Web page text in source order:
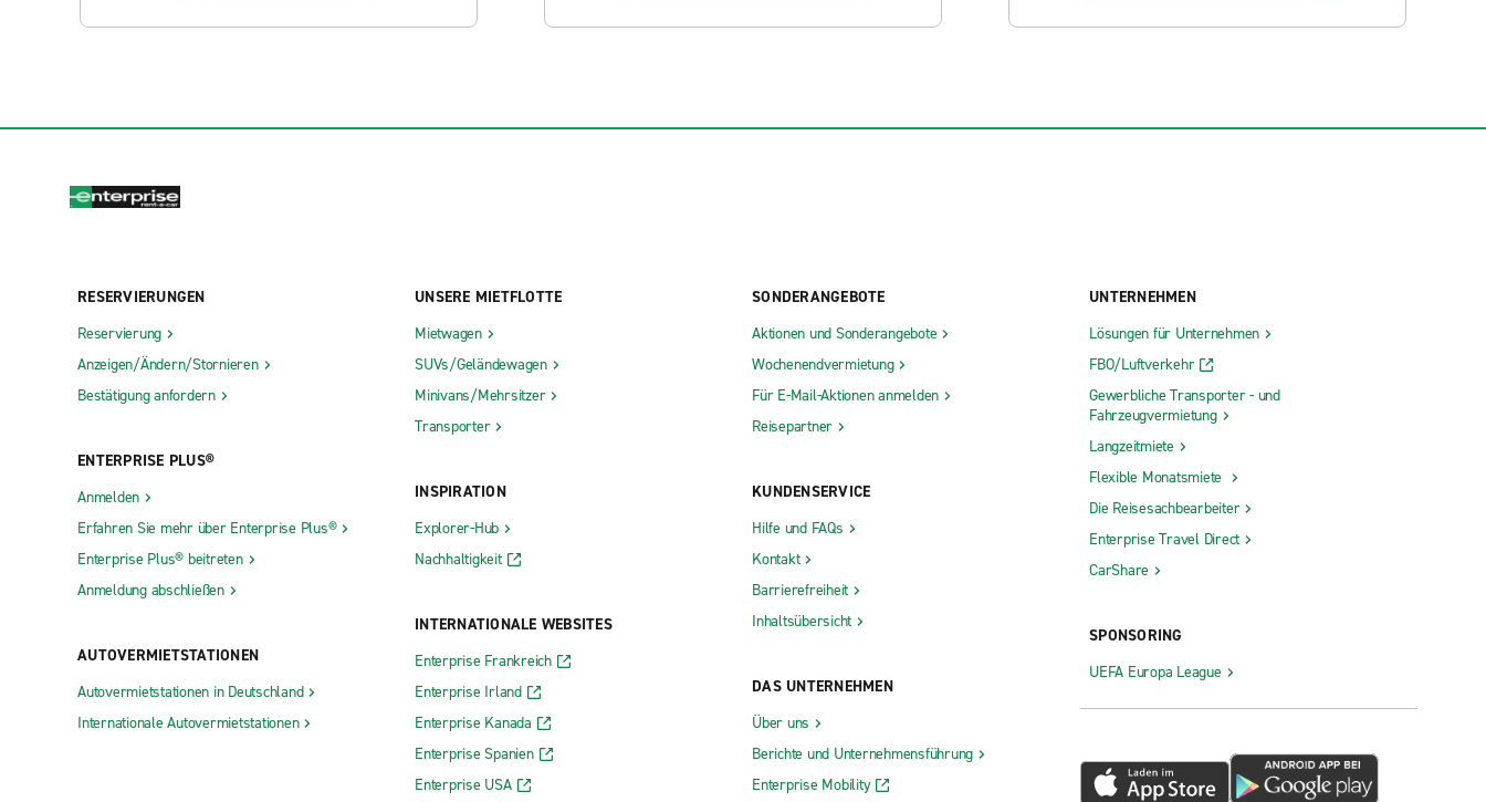
RESERVIERUNGEN
Reservierung
Anzeigen/Ändern/Stornieren
Bestätigung anfordern
ENTERPRISE PLUS®
Anmelden
Erfahren Sie mehr über Enterprise Plus®
Enterprise Plus® beitreten
Anmeldung abschließen
AUTOVERMIETSTATIONEN
Autovermietstationen in Deutschland
Internationale Autovermietstationen
UNSERE MIETFLOTTE
Mietwagen
SUVs/Geländewagen
Minivans/Mehrsitzer
Transporter
INSPIRATION
Explorer-Hub
Nachhaltigkeit
INTERNATIONALE WEBSITES
Enterprise Frankreich
Enterprise Irland
Enterprise Kanada
Enterprise Spanien
Enterprise USA
SONDERANGEBOTE
Aktionen und Sonderangebote
Wochenendvermietung
Für E-Mail-Aktionen anmelden
Reisepartner
KUNDENSERVICE
Hilfe und FAQs
Kontakt
Barrierefreiheit
Inhaltsübersicht
DAS UNTERNEHMEN
Über uns
Berichte und Unternehmensführung
Enterprise Mobility
UNTERNEHMEN
Lösungen für Unternehmen
FBO/Luftverkehr
Gewerbliche Transporter - und
Fahrzeugvermietung
Langzeitmiete
Flexible Monatsmiete
Die Reisesachbearbeiter
Enterprise Travel Direct
CarShare
SPONSORING
UEFA Europa League